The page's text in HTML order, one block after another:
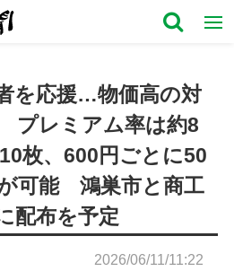
を応援…物価高の対
プレミアム率は約8
枚、600円ごとに50
可能 鴻巣市と商工
配布を予定
2026/06/11/11:22